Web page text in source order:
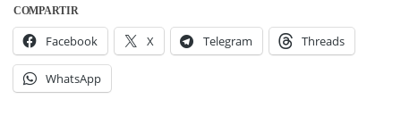
COMPARTIR
Facebook X Telegram Threads
WhatsApp